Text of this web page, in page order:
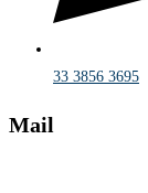
33 3856 3695
Mail